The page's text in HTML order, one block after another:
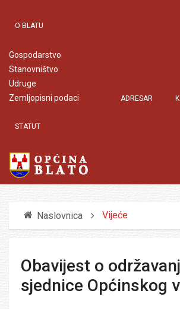
O BLATU
Gospodarstvo
Stanovništvo
Udruge
Zemljopisni podaci
ADRESAR
STATUT
Naslovnica Vijeće
Obavijest o
sjednice Općinskog